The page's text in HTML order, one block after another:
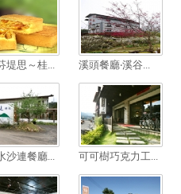
堤思～桂... 溪頭餐廳‧溪谷...
沙連餐廳... 可可樹巧克力工...